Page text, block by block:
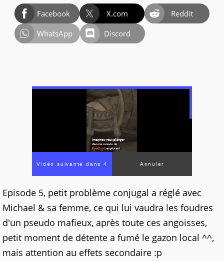
Facebook X.com
Reddit
WhatsApp
Discord
Vidéo suivante dans 4 Annuler
Episode 5, petit problème conjugal a réglé avec
Michael & sa femme, ce qui lui vaudra les foudres
d'un pseudo mafieux, après toute ces angoisses,
petit moment de détente a fumé le gazon local ^^,
mais attention au effets secondaire :p